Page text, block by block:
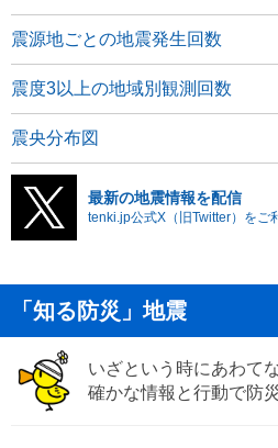
震源地ごとの地震発生回数
震度3以上の地域別観測回数
震央分布図
最新の地震情報を配信
tenki.jp公式X（旧Twitter）をご
「知る防災」地震
いざという時にあわて
確かな情報と行動で防